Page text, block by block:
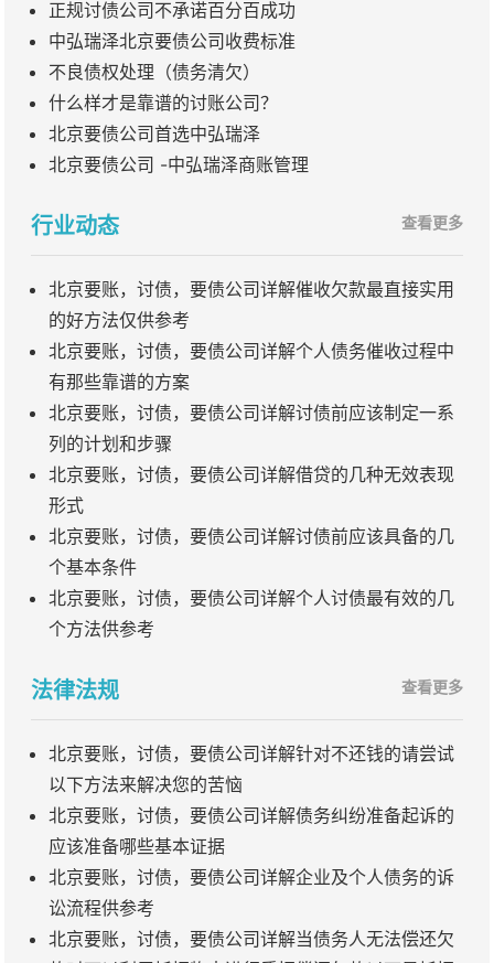
正规讨债公司不承诺百分百成功
中弘瑞泽北京要债公司收费标准
不良债权处理（债务清欠）
什么样才是靠谱的讨账公司？
北京要债公司首选中弘瑞泽
北京要债公司 -中弘瑞泽商账管理
行业动态 查看更多
北京要账，讨债，要债公司详解催收欠款最直接实用
的好方法仅供参考
北京要账，讨债，要债公司详解个人债务催收过程中
有那些靠谱的方案
北京要账，讨债，要债公司详解讨债前应该制定一系
列的计划和步骤
北京要账，讨债，要债公司详解借贷的几种无效表现
形式
北京要账，讨债，要债公司详解讨债前应该具备的几
个基本条件
北京要账，讨债，要债公司详解个人讨债最有效的几
个方法供参考
法律法规 查看更多
北京要账，讨债，要债公司详解针对不还钱的请尝试
以下方法来解决您的苦恼
北京要账，讨债，要债公司详解债务纠纷准备起诉的
应该准备哪些基本证据
北京要账，讨债，要债公司详解企业及个人债务的诉
讼流程供参考
北京要账，讨债，要债公司详解当债务人无法偿还欠